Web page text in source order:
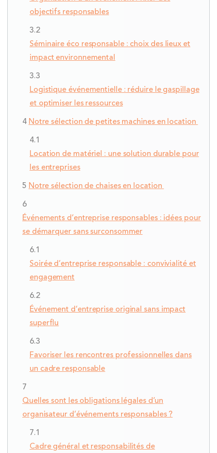
objectifs responsables
Séminaire éco responsable : choix des lieux et
impact environnemental
Logistique événementielle : réduire le gaspillage
et optimiser les ressources
Notre sélection de petites machines en location
Location de matériel : une solution durable pour
les entreprises
Notre sélection de chaises en location
Événements d’entreprise responsables : idées pour
se démarquer sans surconsommer
Soirée d’entreprise responsable : convivialité et
engagement
Événement d’entreprise original sans impact
superflu
Favoriser les rencontres professionnelles dans
un cadre responsable
Quelles sont les obligations légales d’un
organisateur d’événements responsables ?
Cadre général et responsabilités de